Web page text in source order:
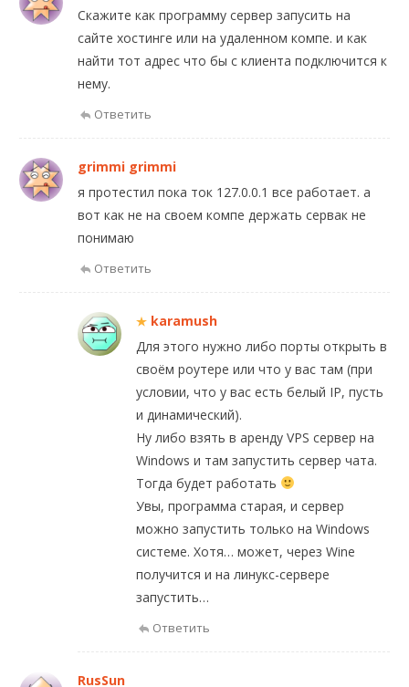
Скажите как программу сервер запусить на
сайте хостинге или на удаленном компе. и как
найти тот адрес что бы с клиента подключится к
нему.
Ответить
grimmi grimmi
я протестил пока ток 127.0.0.1 все работает. а
вот как не на своем компе держать сервак не
понимаю
Ответить
karamush
Для этого нужно либо порты открыть в
своём роутере или что у вас там (при
условии, что у вас есть белый IP, пусть
и динамический).
Ну либо взять в аренду VPS сервер на
Windows и там запустить сервер чата.
Тогда будет работать
Увы, программа старая, и сервер
можно запустить только на Windows
системе. Хотя… может, через Wine
получится и на линукс-сервере
запустить…
Ответить
RusSun